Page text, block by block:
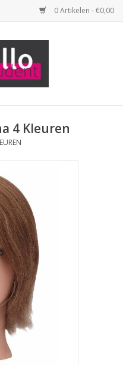
0 Artikelen - €0,00
4 Kleuren